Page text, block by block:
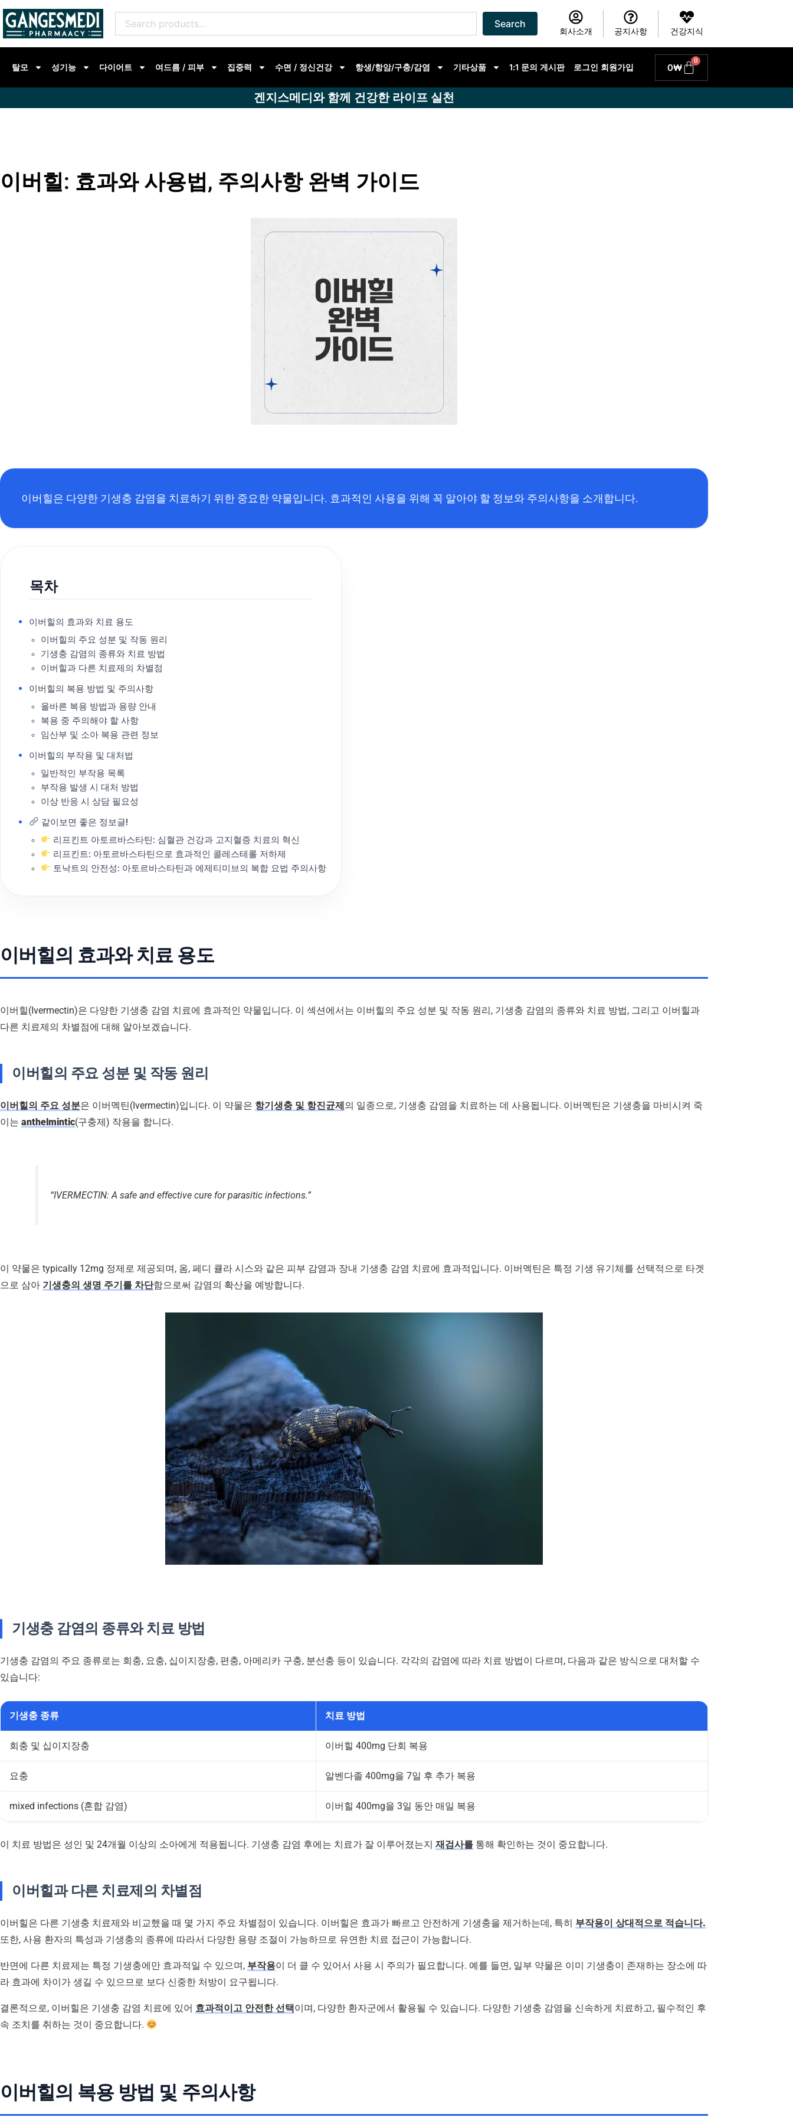
콘
텐
츠
for:
Search
회사소개 공지사항 건강지식
탈모 성기능 다이어트 여드름 / 피부 집중력 수면 / 정신건강 항생/항암/구충/감염 기타상품 1:1 문의 게시판 로그인 회원가입 0₩
0
Cart
겐지스메디와 함께 건강한 라이프 실천
이버힐: 효과와 사용법, 주의사항 완벽 가이드
이버힐은 다양한 기생충 감염을 치료하기 위한 중요한 약물입니다. 효과적인 사용을 위해 꼭 알아야 할 정보와 주의사항을 소개합니다.
목차
이버힐의 효과와 치료 용도
이버힐의 주요 성분 및 작동 원리
기생충 감염의 종류와 치료 방법
이버힐과 다른 치료제의 차별점
이버힐의 복용 방법 및 주의사항
올바른 복용 방법과 용량 안내
복용 중 주의해야 할 사항
임산부 및 소아 복용 관련 정보
이버힐의 부작용 및 대처법
일반적인 부작용 목록
부작용 발생 시 대처 방법
이상 반응 시 상담 필요성
같이보면 좋은 정보글!
리프킨트 아토르바스타틴: 심혈관 건강과 고지혈증 치료의 혁신
리프킨트: 아토르바스타틴으로 효과적인 콜레스테롤 저하제
토낙트의 안전성: 아토르바스타틴과 에제티미브의 복합 요법 주의사항
이버힐의 효과와 치료 용도
이버힐(Ivermectin)은 다양한 기생충 감염 치료에 효과적인 약물입니다. 이 섹션에서는 이버힐의 주요 성분 및 작동 원리, 기생충 감염의 종류와 치료 방법, 그리고 이버힐과
다른 치료제의 차별점에 대해 알아보겠습니다.
이버힐의 주요 성분 및 작동 원리
이버힐의 주요 성분은 이버멕틴(Ivermectin)입니다. 이 약물은 항기생충 및 항진균제 의 일종으로, 기생충 감염을 치료하는 데 사용됩니다. 이버멕틴은 기생충을 마비시켜 죽
이는 anthelmintic(구충제) 작용을 합니다.
“IVERMECTIN: A safe and effective cure for parasitic infections.”
이 약물은 typically 12mg 정제로 제공되며, 옴, 페디 큘라 시스와 같은 피부 감염과 장내 기생충 감염 치료에 효과적입니다. 이버멕틴은 특정 기생 유기체를 선택적으로 타겟
으로 삼아 기생충의 생명 주기를 차단함으로써 감염의 확산을 예방합니다.
기생충 감염의 종류와 치료 방법
기생충 감염의 주요 종류로는 회충, 요충, 십이지장충, 편충, 아메리카 구충, 분선충 등이 있습니다. 각각의 감염에 따라 치료 방법이 다르며, 다음과 같은 방식으로 대처할 수
있습니다:
기생충 종류 치료 방법
회충 및 십이지장충 이버힐 400mg 단회 복용
요충 알벤다졸 400mg을 7일 후 추가 복용
mixed infections (혼합 감염) 이버힐 400mg을 3일 동안 매일 복용
이 치료 방법은 성인 및 24개월 이상의 소아에게 적용됩니다. 기생충 감염 후에는 치료가 잘 이루어졌는지 재검사를 통해 확인하는 것이 중요합니다.
이버힐과 다른 치료제의 차별점
이버힐은 다른 기생충 치료제와 비교했을 때 몇 가지 주요 차별점이 있습니다. 이버힐은 효과가 빠르고 안전하게 기생충을 제거하는데, 특히 부작용이 상대적으로 적습니다.
또한, 사용 환자의 특성과 기생충의 종류에 따라서 다양한 용량 조절이 가능하므로 유연한 치료 접근이 가능합니다.
반면에 다른 치료제는 특정 기생충에만 효과적일 수 있으며, 부작용이 더 클 수 있어서 사용 시 주의가 필요합니다. 예를 들면, 일부 약물은 이미 기생충이 존재하는 장소에 따
라 효과에 차이가 생길 수 있으므로 보다 신중한 처방이 요구됩니다.
결론적으로, 이버힐은 기생충 감염 치료에 있어 효과적이고 안전한 선택이며, 다양한 환자군에서 활용될 수 있습니다. 다양한 기생충 감염을 신속하게 치료하고, 필수적인 후
속 조치를 취하는 것이 중요합니다.
이버힐의 복용 방법 및 주의사항